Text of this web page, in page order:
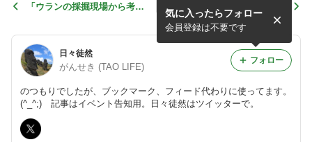
「ウランの採掘現場から考え
遺伝子組み換え作物に関する
ドキュメンタリー映画の上映
会
日々徒然
がんせき (TAO LIFE)
のつもりでしたが、ブックマーク、フィード代わりに使ってます。
(^_^;) 記事はイベント告知用。日々徒然はツイッターで。
気に入ったらフォロー
会員登録は不要です
フォロー